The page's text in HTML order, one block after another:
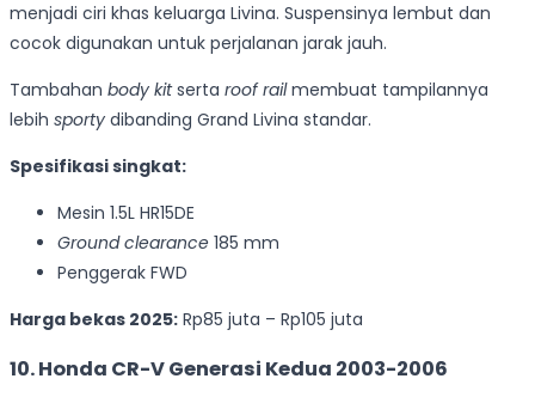
menjadi ciri khas keluarga Livina. Suspensinya lembut dan
cocok digunakan untuk perjalanan jarak jauh.
Tambahan body kitserta roof railmembuat tampilannya
lebih sporty dibanding Grand Livina standar.
Spesifikasi singkat:
Mesin 1.5L HR15DE
Ground clearance 185 mm
Penggerak FWD
Harga bekas 2025: Rp85 juta – Rp105 juta
10. Honda CR-V Generasi Kedua 2003-2006